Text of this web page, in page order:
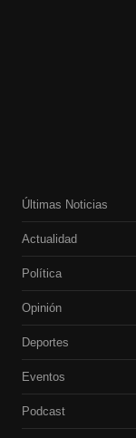
Últimas Noticias
Actualidad
Política
Opinión
Deportes
Eventos
Podcast